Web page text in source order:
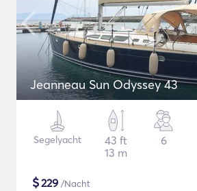
Jeanneau Sun Odyssey 43
Segelyacht
43 ft
13 m
6
$229 /Nacht